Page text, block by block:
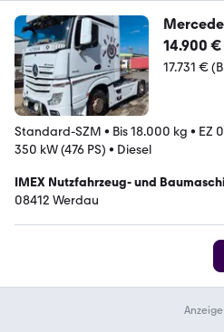
14.900
17.731 €
Standard-SZM • Bis 18.000 kg • EZ
350 kW (476 PS) • Diesel
IMEX Nutzfahrzeug- und
Jebrahim
08412 Werdau